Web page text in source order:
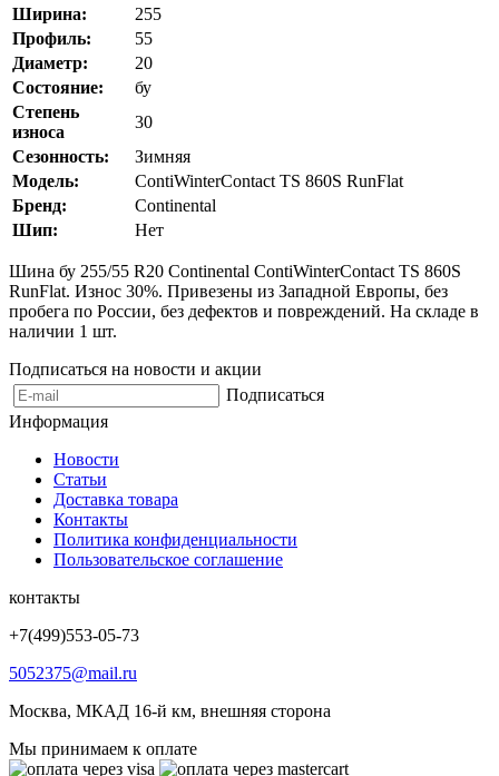
Ширина:
255
Профиль:
55
Диаметр:
20
Состояние:
бу
Степень
износа
30
Сезонность:
Зимняя
Модель:
ContiWinterContact TS 860S RunFlat
Бренд:
Continental
Шип:
Нет
Шина бу 255/55 R20 Continental ContiWinterContact TS 860S
RunFlat. Износ 30%. Привезены из Западной Европы, без
пробега по России, без дефектов и повреждений. На складе в
наличии 1 шт.
Подписаться на новости и акции
Подписаться
Информация
Новости
Статьи
Доставка товара
Контакты
Политика конфиденциальности
Пользовательское соглашение
контакты
+7(499)553-05-73
5052375@mail.ru
Москва, МКАД 16-й км, внешняя сторона
Мы принимаем к оплате